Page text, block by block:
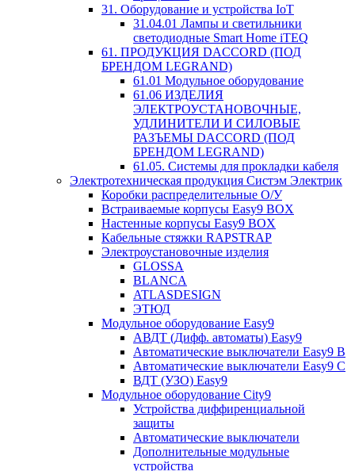
31. Оборудование и устройства IoT
31.04.01 Лампы и светильники
светодиодные Smart Home iTEQ
61. ПРОДУКЦИЯ DACCORD (ПОД
БРЕНДОМ LEGRAND)
61.01 Модульное оборудование
61.06 ИЗДЕЛИЯ
ЭЛЕКТРОУСТАНОВОЧНЫЕ,
УДЛИНИТЕЛИ И СИЛОВЫЕ
РАЗЪЕМЫ DACCORD (ПОД
БРЕНДОМ LEGRAND)
61.05. Системы для прокладки кабеля
Электротехническая продукция Систэм Электрик
Коробки распределительные О/У
Встраиваемые корпусы Easy9 BOX
Настенные корпусы Easy9 BOX
Кабельные стяжки RAPSTRAP
Электроустановочные изделия
GLOSSA
BLANCA
ATLASDESIGN
ЭТЮД
Модульное оборудование Easy9
АВДТ (Дифф. автоматы) Easy9
Автоматические выключатели Easy9 В
Автоматические выключатели Easy9 С
ВДТ (УЗО) Easy9
Модульное оборудование City9
Устройства диффиренциальной
защиты
Автоматические выключатели
Дополнительные модульные
устройства